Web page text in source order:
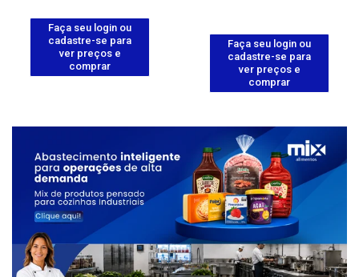
Faça seu login ou
cadastre-se para
ver preços e
comprar
Faça seu login ou
cadastre-se para
ver preços e
comprar